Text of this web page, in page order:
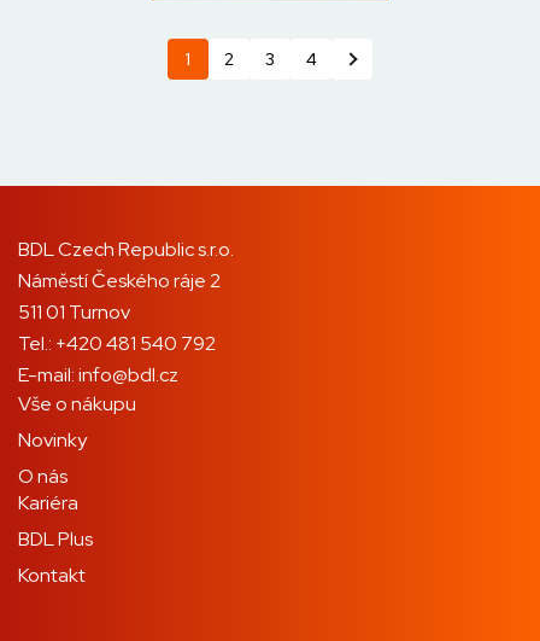
1 2 3 4
BDL Czech Republic s.r.o.
Náměstí Českého ráje 2
511 01 Turnov
Tel.: +420 481 540 792
E-mail:info@bdl.cz
Vše o nákupu
Novinky
O nás
Kariéra
BDL Plus
Kontakt